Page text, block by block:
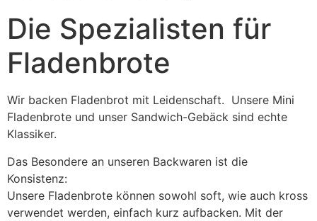
Die Spezialisten für
Fladenbrote
Wir backen Fladenbrot mit Leidenschaft. Unsere Mini
Fladenbrote und unser Sandwich-Gebäck sind echte
Klassiker.
Das Besondere an unseren Backwaren ist die
Konsistenz:
Unsere Fladenbrote können sowohl soft, wie auch kross
verwendet werden, einfach kurz aufbacken. Mit der